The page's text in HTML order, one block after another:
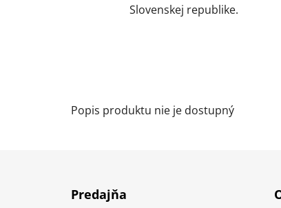
Slovenskej republike.
Popis produktu nie je dostupný
Predajňa